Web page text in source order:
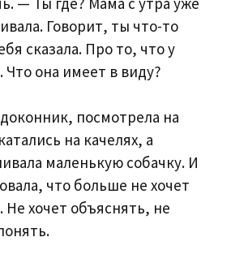
Говорит, ты что-то
сказала. Про то, что у
Что она имеет в виду?
посмотрела на
на качелях, а
маленькую собачку. И
что больше не хочет
Не хочет объяснять, не